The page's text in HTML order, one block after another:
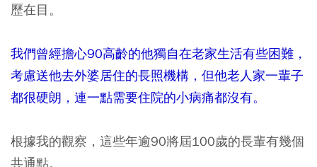
歷在目。
我們曾經擔心90高齡的他獨自在老家生活有些困難，
考慮送他去外婆居住的長照機構，但他老人家一輩子
都很硬朗，連一點需要住院的小病痛都沒有。
根據我的觀察，這些年逾90將屆100歲的長輩有幾個
共通點。